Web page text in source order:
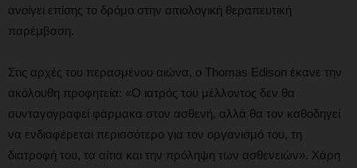
ανοίγει επίσης το δρόμο στην αιτιολογική θεραπευτική
παρέμβαση.
Στις αρχές του περασμένου αιώνα, ο Thomas Edison έκανε την
ακόλουθη προφητεία: «Ο ιατρός του μέλλοντος δεν θα
συνταγογραφεί φάρμακα στον ασθενή, αλλά θα τον καθοδηγεί
να ενδιαφέρεται περισσότερο για τον οργανισμό του, τη
διατροφή του, τα αίτια και την πρόληψη των ασθενειών». Χάρη